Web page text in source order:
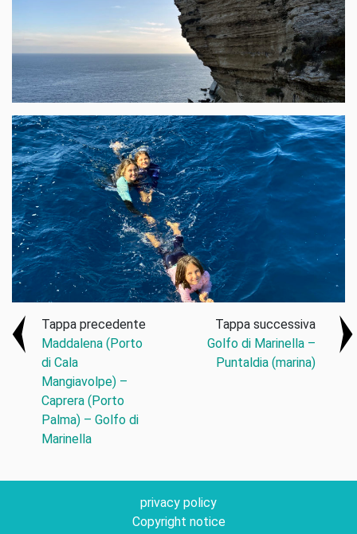
Tappa precedente
Maddalena (Porto
di Cala
Mangiavolpe) –
Caprera (Porto
Palma) – Golfo di
Marinella
Tappa successiva
Golfo di Marinella –
Puntaldia (marina)
privacy policy
Copyright notice